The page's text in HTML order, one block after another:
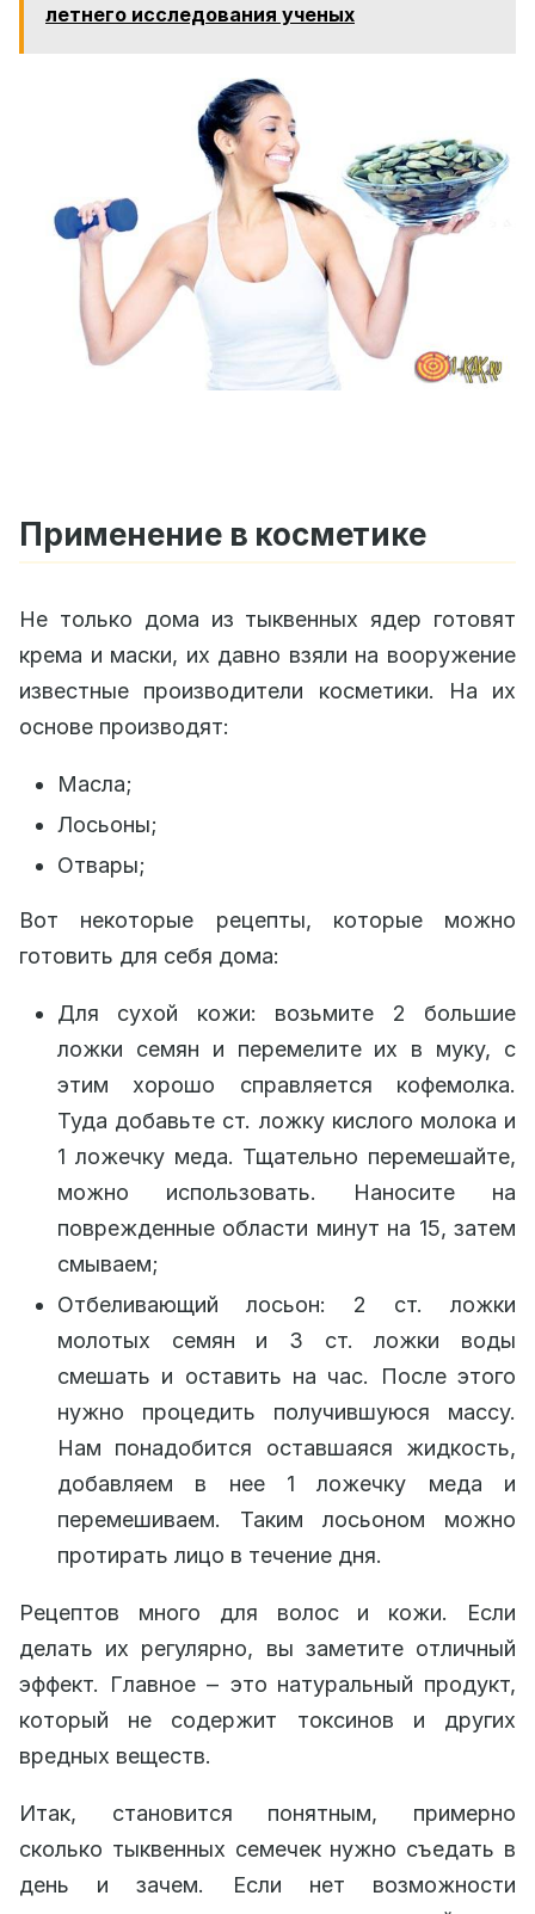
летнего исследования ученых
Применение в косметике
Не только дома из тыквенных ядер готовят
крема и маски, их давно взяли на вооружение
известные производители косметики. На их
основе производят:
Масла;
Лосьоны;
Отвары;
Вот некоторые рецепты, которые можно
готовить для себя дома:
Для сухой кожи: возьмите 2 большие
ложки семян и перемелите их в муку, с
этим хорошо справляется кофемолка.
Туда добавьте ст. ложку кислого молока и
1 ложечку меда. Тщательно перемешайте,
можно использовать. Наносите на
поврежденные области минут на 15, затем
смываем;
Отбеливающий лосьон: 2 ст. ложки
молотых семян и 3 ст. ложки воды
смешать и оставить на час. После этого
нужно процедить получившуюся массу.
Нам понадобится оставшаяся жидкость,
добавляем в нее 1 ложечку меда и
перемешиваем. Таким лосьоном можно
протирать лицо в течение дня.
Рецептов много для волос и кожи. Если
делать их регулярно, вы заметите отличный
эффект. Главное ‒ это натуральный продукт,
который не содержит токсинов и других
вредных веществ.
Итак, становится понятным, примерно
сколько тыквенных семечек нужно съедать в
день и зачем. Если нет возможности